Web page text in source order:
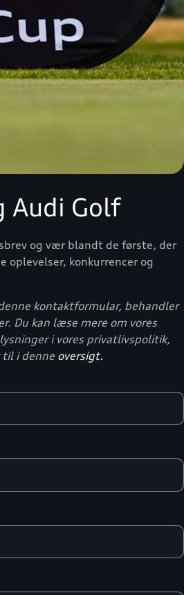
Audi Golf
og vær blandt de første, der
oplevelser, konkurrencer og
kontaktformular, behandler
Du kan læse mere om vores
i vores privatlivspolitik,
til i denne oversigt.